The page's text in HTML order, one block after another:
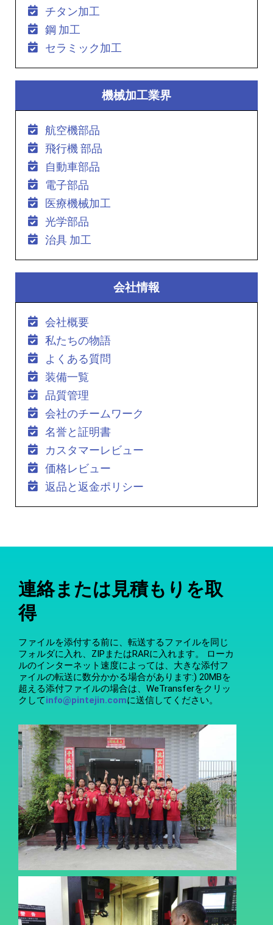
チタン加工
鋼 加工
セラミック加工
機械加工業界
航空機部品
飛行機 部品
自動車部品
電子部品
医療機械加工
光学部品
治具 加工
会社情報
会社概要
私たちの物語
よくある質問
装備一覧
品質管理
会社のチームワーク
名誉と証明書
カスタマーレビュー
価格レビュー
返品と返金ポリシー
連絡または見積もりを取
得
ファイルを添付する前に、転送するファイルを同じ
フォルダに入れ、ZIPまたはRARに入れます。 ローカ
ルのインターネット速度によっては、大きな添付フ
ァイルの転送に数分かかる場合があります:) 20MBを
超える添付ファイルの場合は、WeTransferをクリッ
クしてinfo@pintejin.comに送信してください。